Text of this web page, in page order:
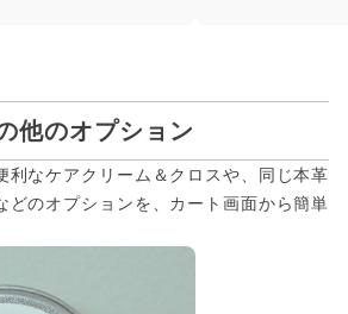
他のオプション
利なケアクリーム＆クロスや、同じ本革
どのオプションを、カート画面から簡単